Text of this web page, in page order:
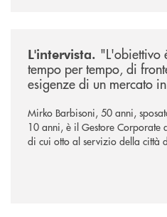
L'intervista. "L'obiettivo
tempo per tempo, di
esigenze di un mercato
Mirko Barbisoni, 50 anni,
10 anni, è il Gestore Corporate
di cui otto al servizio della città